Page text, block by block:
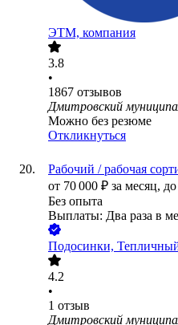
ЭТМ, компания
3.8
•
1867 отзывов
Дмитровский
Можно без резюме
Откликнуться
Рабочий / рабочая
от 70 000 ₽ за месяц,
Без опыта
Выплаты: Два раза в
Подосинки,
4.2
•
1 отзыв
Дмитровский